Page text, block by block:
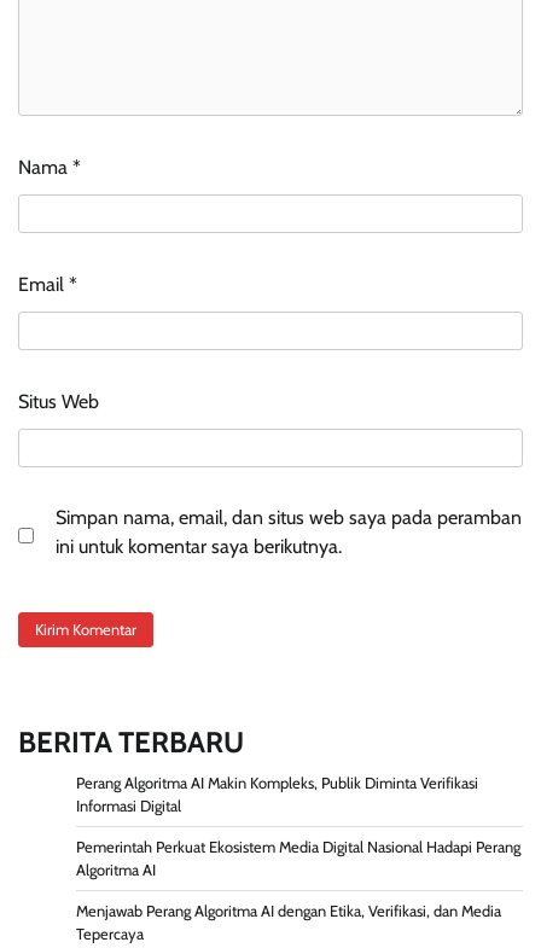
Nama *
Email *
Situs Web
Simpan nama, email, dan situs web saya pada peramban
ini untuk komentar saya berikutnya.
BERITA TERBARU
Perang Algoritma AI Makin Kompleks, Publik Diminta Verifikasi
Informasi Digital
Pemerintah Perkuat Ekosistem Media Digital Nasional Hadapi Perang
Algoritma AI
Menjawab Perang Algoritma AI dengan Etika, Verifikasi, dan Media
Tepercaya